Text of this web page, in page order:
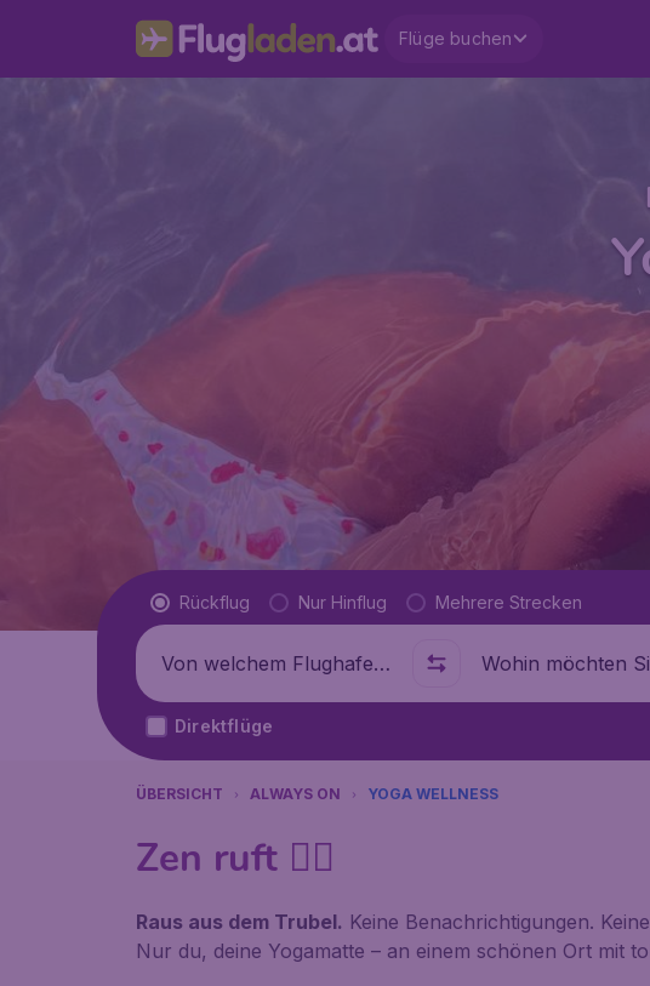
Flüge buchen
Flugtyp
Rückflug Nur Hinflug Mehrere Strecken
Abflug von Wohin
Direktflüge
ÜBERSICHT ALWAYS ON YOGA WELLNESS
Zen ruft 🧘‍♀️
Raus aus dem Trubel. Keine Benachrichtigungen.
Nur du, deine Yogamatte – an einem schönen Ort mit